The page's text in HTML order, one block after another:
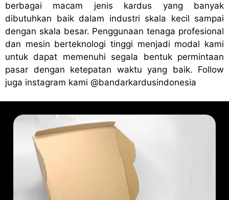
berbagai macam jenis kardus yang banyak
dibutuhkan baik dalam industri skala kecil sampai
dengan skala besar. Penggunaan tenaga profesional
dan mesin berteknologi tinggi menjadi modal kami
untuk dapat memenuhi segala bentuk permintaan
pasar dengan ketepatan waktu yang baik. Follow
juga instagram kami @bandarkardusindonesia